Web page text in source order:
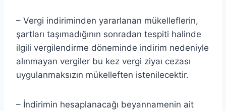
– Vergi indiriminden yararlanan mükelleflerin,
şartları taşımadığının sonradan tespiti halinde
ilgili vergilendirme döneminde indirim nedeniyle
alınmayan vergiler bu kez vergi ziyaı cezası
uygulanmaksızın mükelleften istenilecektir.
– İndirimin hesaplanacağı beyannamenin ait